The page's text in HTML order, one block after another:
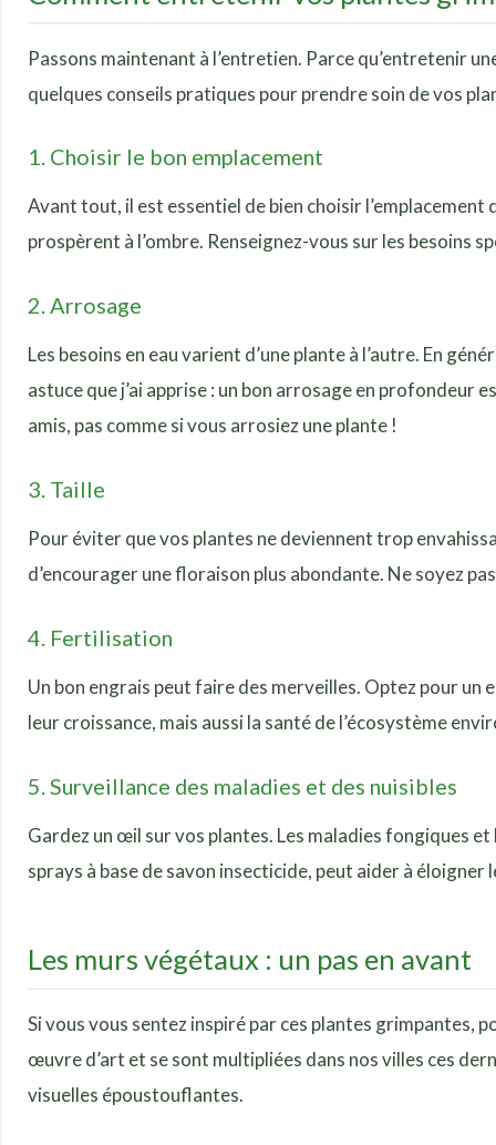
Passons maintenant à l’entretien. Parce qu’entretenir
quelques conseils pratiques pour prendre soin de vos
1. Choisir le bon emplacement
Avant tout, il est essentiel de bien choisir
prospèrent à l’ombre. Renseignez-vous sur les besoins
2. Arrosage
Les besoins en eau varient d’une plante à l’autre. En
astuce que j’ai apprise : un bon arrosage en profondeur
amis, pas comme si vous arrosiez une plante !
3. Taille
Pour éviter que vos plantes ne deviennent trop
d’encourager une floraison plus abondante. Ne soyez
4. Fertilisation
Un bon engrais peut faire des merveilles. Optez pour
leur croissance, mais aussi la santé de l’écosystème
5. Surveillance des maladies et des nuisibles
Gardez un œil sur vos plantes. Les maladies fongiques
sprays à base de savon insecticide, peut aider à
Les murs végétaux : un pas en avant
Si vous vous sentez inspiré par ces plantes grimpantes,
œuvre d’art et se sont multipliées dans nos villes ces
visuelles époustouflantes.